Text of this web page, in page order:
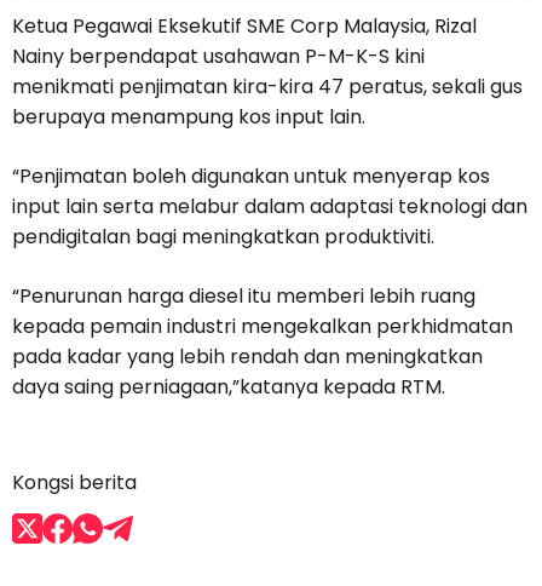
Ketua Pegawai Eksekutif SME Corp Malaysia, Rizal
Nainy berpendapat usahawan P-M-K-S kini
menikmati penjimatan kira-kira 47 peratus, sekali gus
berupaya menampung kos input lain.
“Penjimatan boleh digunakan untuk menyerap kos
input lain serta melabur dalam adaptasi teknologi dan
pendigitalan bagi meningkatkan produktiviti.
“Penurunan harga diesel itu memberi lebih ruang
kepada pemain industri mengekalkan perkhidmatan
pada kadar yang lebih rendah dan meningkatkan
daya saing perniagaan,”katanya kepada RTM.
Kongsi berita